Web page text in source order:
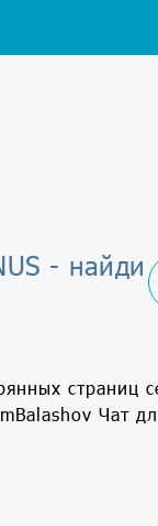
- найди
страниц
Чат